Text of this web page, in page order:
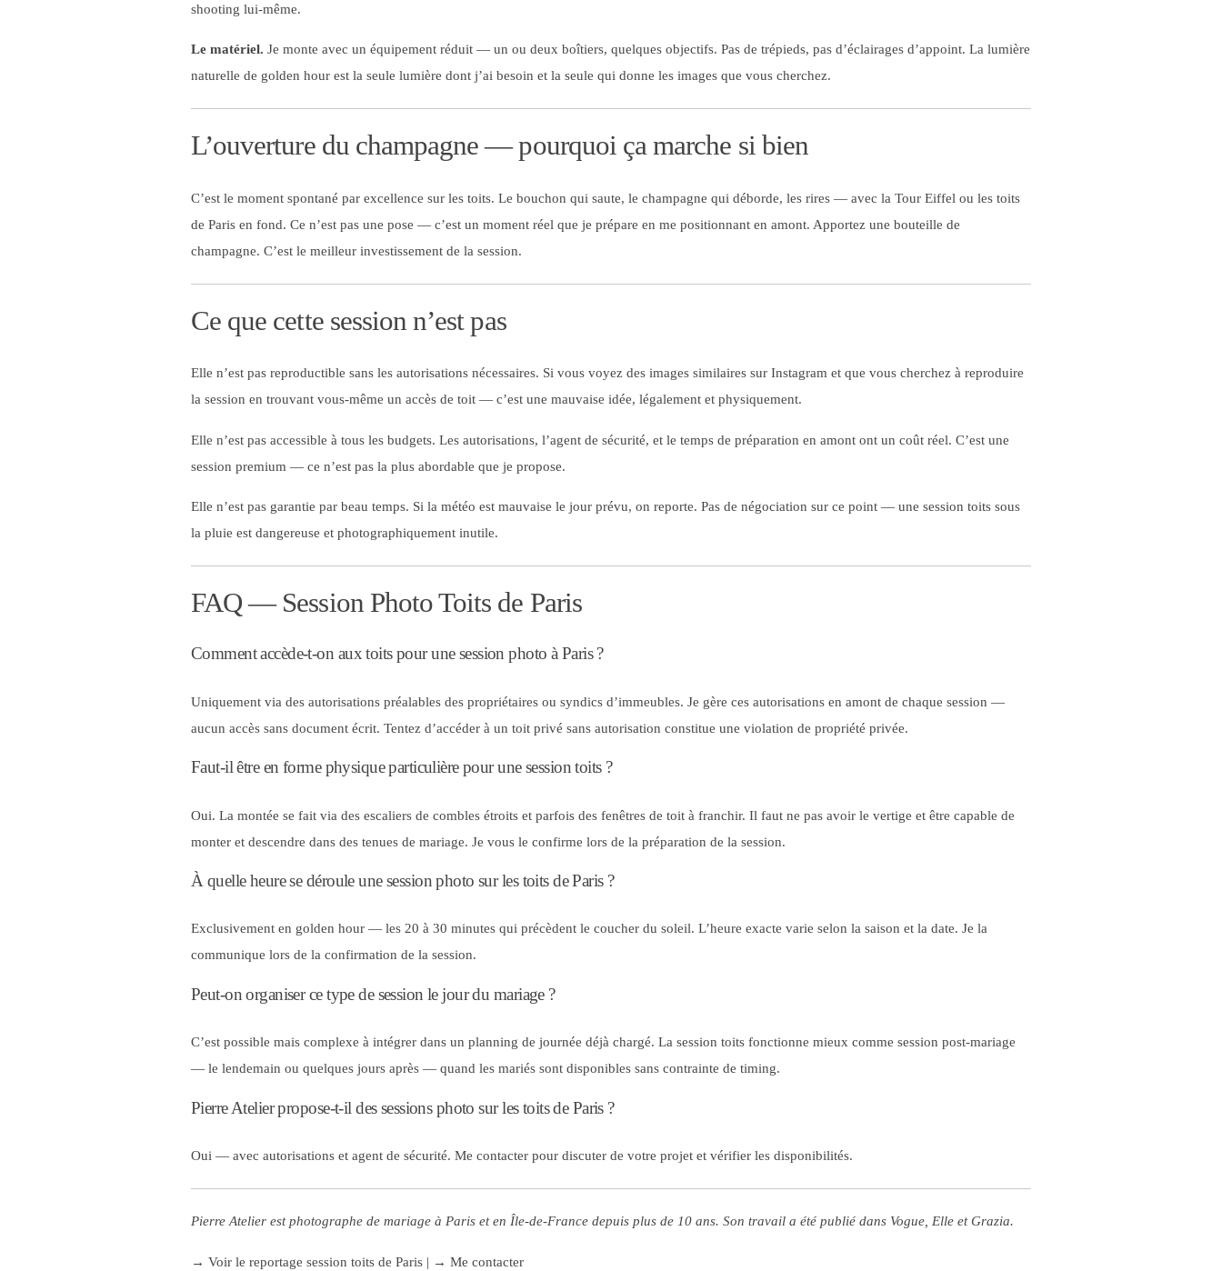
shooting lui-même.
Le matériel. Je monte avec un équipement réduit — un ou deux boîtiers, quelques objectifs. Pas de trépieds, pas d’éclairages d’appoint. La lumière
naturelle de golden hour est la seule lumière dont j’ai besoin et la seule qui donne les images que vous cherchez.
L’ouverture du champagne — pourquoi ça marche si bien
C’est le moment spontané par excellence sur les toits. Le bouchon qui saute, le champagne qui déborde, les rires — avec la Tour Eiffel ou les toits
de Paris en fond. Ce n’est pas une pose — c’est un moment réel que je prépare en me positionnant en amont. Apportez une bouteille de
champagne. C’est le meilleur investissement de la session.
Ce que cette session n’est pas
Elle n’est pas reproductible sans les autorisations nécessaires. Si vous voyez des images similaires sur Instagram et que vous cherchez à reproduire
la session en trouvant vous-même un accès de toit — c’est une mauvaise idée, légalement et physiquement.
Elle n’est pas accessible à tous les budgets. Les autorisations, l’agent de sécurité, et le temps de préparation en amont ont un coût réel. C’est une
session premium — ce n’est pas la plus abordable que je propose.
Elle n’est pas garantie par beau temps. Si la météo est mauvaise le jour prévu, on reporte. Pas de négociation sur ce point — une session toits sous
la pluie est dangereuse et photographiquement inutile.
FAQ — Session Photo Toits de Paris
Comment accède-t-on aux toits pour une session photo à Paris ?
Uniquement via des autorisations préalables des propriétaires ou syndics d’immeubles. Je gère ces autorisations en amont de chaque session —
aucun accès sans document écrit. Tentez d’accéder à un toit privé sans autorisation constitue une violation de propriété privée.
Faut-il être en forme physique particulière pour une session toits ?
Oui. La montée se fait via des escaliers de combles étroits et parfois des fenêtres de toit à franchir. Il faut ne pas avoir le vertige et être capable de
monter et descendre dans des tenues de mariage. Je vous le confirme lors de la préparation de la session.
À quelle heure se déroule une session photo sur les toits de Paris ?
Exclusivement en golden hour — les 20 à 30 minutes qui précèdent le coucher du soleil. L’heure exacte varie selon la saison et la date. Je la
communique lors de la confirmation de la session.
Peut-on organiser ce type de session le jour du mariage ?
C’est possible mais complexe à intégrer dans un planning de journée déjà chargé. La session toits fonctionne mieux comme session post-mariage
— le lendemain ou quelques jours après — quand les mariés sont disponibles sans contrainte de timing.
Pierre Atelier propose-t-il des sessions photo sur les toits de Paris ?
Oui — avec autorisations et agent de sécurité. Me contacterpour discuter de votre projet et vérifier les disponibilités.
Pierre Atelier est photographe de mariage à Paris et en Île-de-France depuis plus de 10 ans. Son travail a été publié dans Vogue, Elle et Grazia.
→ Voir le reportage session toits de Paris| → Me contacter